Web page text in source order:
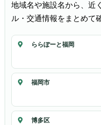
地域名や施設名から、近
ル・交通情報をまとめて
ららぽーと福岡
福岡市
博多区